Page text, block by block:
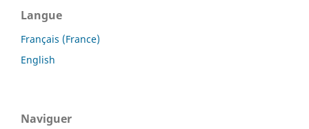
Langue
Français (France)
English
Naviguer